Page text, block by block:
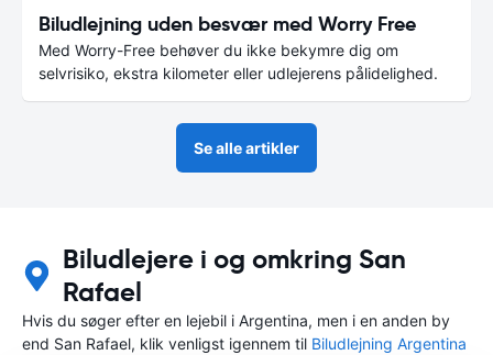
Biludlejning uden besvær med Worry Free
Med Worry-Free behøver du ikke bekymre dig om
selvrisiko, ekstra kilometer eller udlejerens pålidelighed.
Se alle artikler
Biludlejere i og omkring San
Rafael
Hvis du søger efter en lejebil i Argentina, men i en anden by
end San Rafael, klik venligst igennem til Biludlejning Argentina